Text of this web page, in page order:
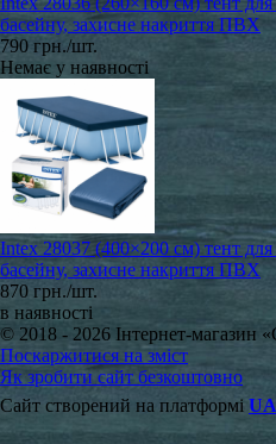
басейну, захисне накриття ПВХ
790 грн./шт.
Немає у наявності
Intex 28037 (400×200 см) тент
басейну, захисне накриття ПВХ
870 грн./шт.
в наявності
© 2018 - 2026 Інтернет-
Поскаржитися на зміст
Як зробити сайт безкоштовно
Сайт створений на платформі